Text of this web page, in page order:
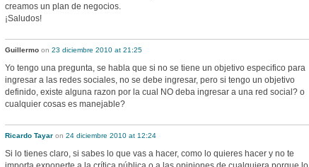
creamos un plan de negocios.
¡Saludos!
Guillermo on 23 diciembre 2010 at 21:25
Yo tengo una pregunta, se habla que si no se tiene un objetivo especifico para
ingresar a las redes sociales, no se debe ingresar, pero si tengo un objetivo
definido, existe alguna razon por la cual NO deba ingresar a una red social? o
cualquier cosas es manejable?
Ricardo Tayar on 24 diciembre 2010 at 12:24
Si lo tienes claro, si sabes lo que vas a hacer, como lo quieres hacer y no te